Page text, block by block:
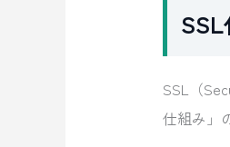
SSL（
仕組み」